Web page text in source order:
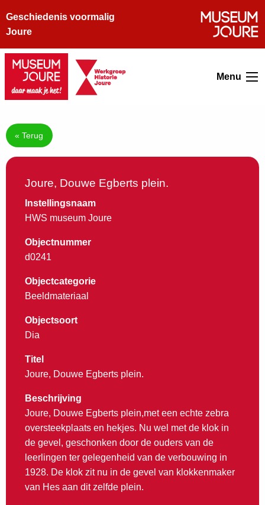
Geschiedenis voormalig
Joure
Menu
« Terug
Joure, Douwe Egberts plein.
Instellingsnaam
HWS museum Joure
Objectnummer
d0241
Objectcategorie
Beeldmateriaal
Objectsoort
Dia
Titel
Joure, Douwe Egberts plein.
Beschrijving
Joure, Douwe Egberts plein,met een echte zebra
oversteekplaats en hekjes. Nu wel met de klok in
de gevel, geschonken door de ouders van de
leerlingen ter gelegenheid van de verbouwing in
1928. De klok zit nu in de gevel van klokkenmaker
van Hes aan dit zelfde plein.